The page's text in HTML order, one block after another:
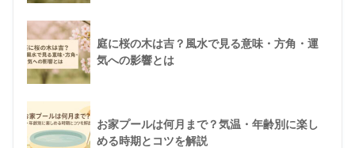
庭に桜の木は吉？風水で見る意味・方角・運
気への影響とは
お家プールは何月まで？気温・年齢別に楽し
める時期とコツを解説